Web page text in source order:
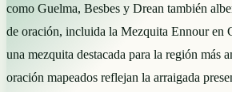
como Guelma, Besbes y Drean también
de oración, incluida la Mezquita Ennour en
una mezquita destacada para la región más
oración mapeados reflejan la arraigada